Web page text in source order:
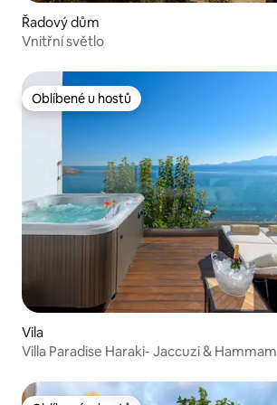
Řadový dům
Vnitřní světlo
Oblíbené u hostů
Oblíbené u hostů
Vila
Villa Paradise Haraki- Jaccuzi & Hammam